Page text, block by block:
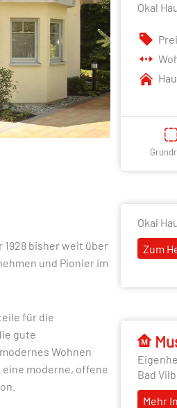
1928 bisher weit über
und Pionier im
für die
gute
Wohnen
moderne, offene
Okal
Okal
Zum
Bad
Mehr